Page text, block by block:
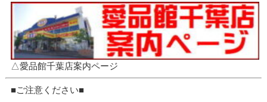
△愛品館千葉店案内ページ
■ご注意ください■